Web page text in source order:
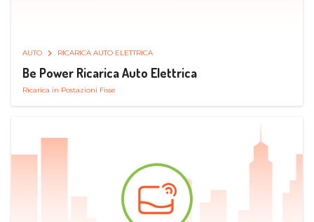
AUTO RICARICA AUTO ELETTRICA
Be Power Ricarica Auto Elettrica
Ricarica in Postazioni Fisse